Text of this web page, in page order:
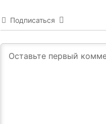
Подписаться